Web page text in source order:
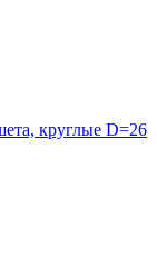
круглые D=26